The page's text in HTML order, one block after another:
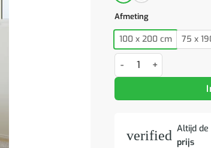
Afmeting
100 x 200 cm 75 x
Bed met boekenkast
verified Altijd de
prijs